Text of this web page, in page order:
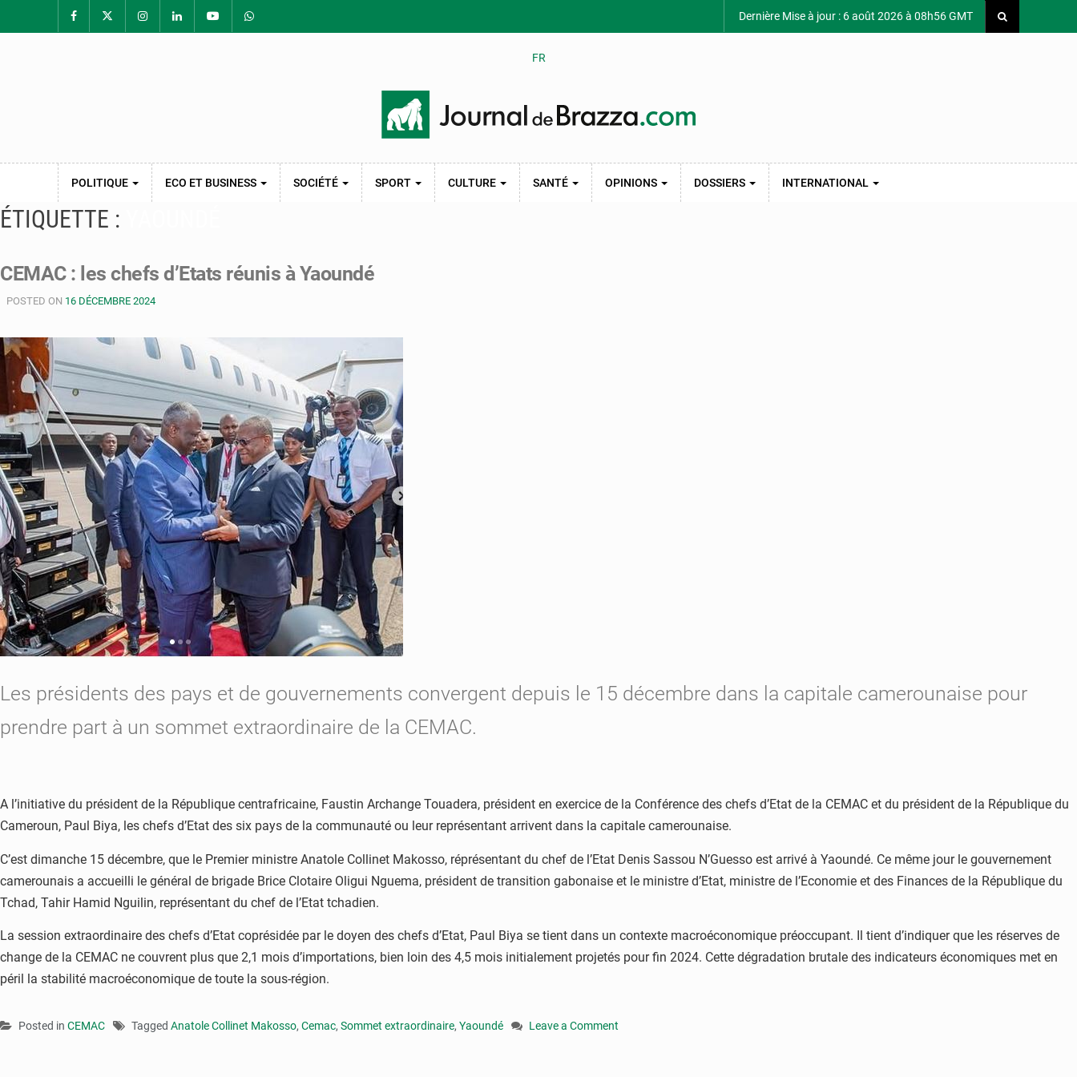
Dernière Mise à jour : 6 août 2026 à 08h56 GMT
FR
POLITIQUE ECO ET BUSINESS SOCIÉTÉ SPORT CULTURE SANTÉ OPINIONS DOSSIERS INTERNATIONAL
ÉTIQUETTE :
CEMAC : les chefs d’Etats réunis à Yaoundé
POSTED ON 16 DÉCEMBRE 2024
Les présidents des pays et de gouvernements convergent depuis le 15 décembre dans la capitale camerounaise pour
prendre part à un sommet extraordinaire de la CEMAC.
A l’initiative du président de la République centrafricaine, Faustin Archange Touadera, président en exercice de la Conférence des chefs d’Etat de la CEMAC et du président de la République du
Cameroun, Paul Biya, les chefs d’Etat des six pays de la communauté ou leur représentant arrivent dans la capitale camerounaise.
C’est dimanche 15 décembre, que le Premier ministre Anatole Collinet Makosso, réprésentant du chef de l’Etat Denis Sassou N’Guesso est arrivé à Yaoundé. Ce même jour le gouvernement
camerounais a accueilli le général de brigade Brice Clotaire Oligui Nguema, président de transition gabonaise et le ministre d’Etat, ministre de l’Economie et des Finances de la République du
Tchad, Tahir Hamid Nguilin, représentant du chef de l’Etat tchadien.
La session extraordinaire des chefs d’Etat coprésidée par le doyen des chefs d’Etat, Paul Biya se tient dans un contexte macroéconomique préoccupant. Il tient d’indiquer que les réserves de
change de la CEMAC ne couvrent plus que 2,1 mois d’importations, bien loin des 4,5 mois initialement projetés pour fin 2024. Cette dégradation brutale des indicateurs économiques met en
péril la stabilité macroéconomique de toute la sous-région.
Posted in CEMAC Tagged Anatole Collinet Makosso, Cemac, Sommet extraordinaire, Yaoundé
Leave a Comment